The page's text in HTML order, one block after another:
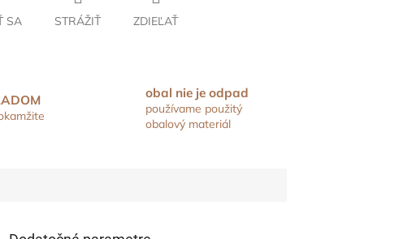
SA STRÁŽIŤ ZDIEĽAŤ
obal nie je odpad
používame použitý
obalový materiál